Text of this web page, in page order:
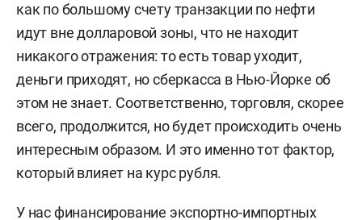
как по большому счету транзакции по нефти
идут вне долларовой зоны, что не находит
никакого отражения: то есть товар уходит,
деньги приходят, но сберкасса в Нью-Йорке об
этом не знает. Соответственно, торговля, скорее
всего, продолжится, но будет происходить очень
интересным образом. И это именно тот фактор,
который влияет на курс рубля.
У нас финансирование экспортно-импортных